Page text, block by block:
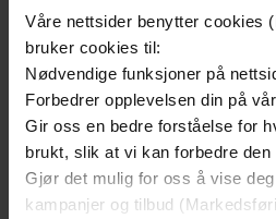
Våre nettsider benytter cookies
bruker cookies til:
Nødvendige funksjoner på
Forbedrer opplevelsen din på
Gir oss en bedre forståelse for
brukt, slik at vi kan forbedre
Gjør det mulig for oss å vise
kampanjer og tilbud